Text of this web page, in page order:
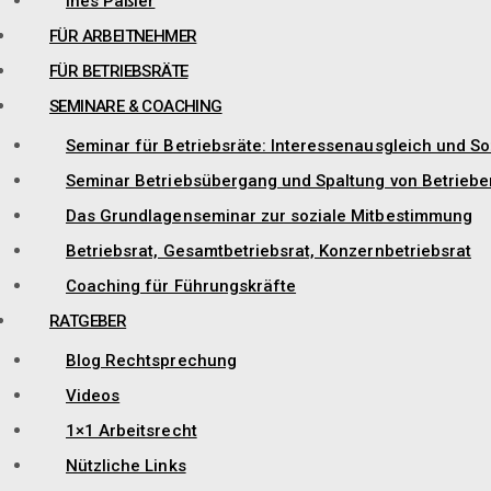
FÜR ARBEITNEHMER
FÜR BETRIEBSRÄTE
SEMINARE & COACHING
Seminar für Betriebsräte: Interessenausgleich und
Seminar Betriebsübergang und Spaltung von
Das Grundlagenseminar zur soziale Mitbestimmung
Betriebsrat, Gesamtbetriebsrat, Konzernbetriebsrat
Coaching für Führungskräfte
RATGEBER
Blog Rechtsprechung
Videos
1×1 Arbeitsrecht
Nützliche Links